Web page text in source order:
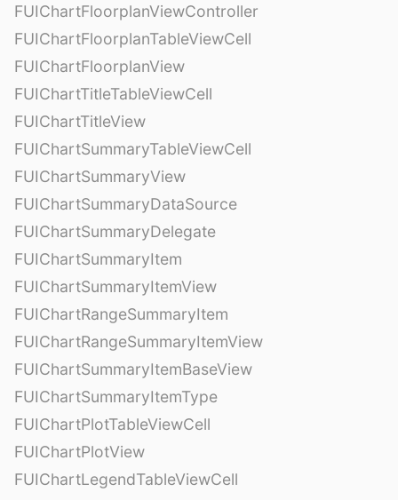
FUIChartFloorplanViewController
FUIChartFloorplanTableViewCell
FUIChartFloorplanView
FUIChartTitleTableViewCell
FUIChartTitleView
FUIChartSummaryTableViewCell
FUIChartSummaryView
FUIChartSummaryDataSource
FUIChartSummaryDelegate
FUIChartSummaryItem
FUIChartSummaryItemView
FUIChartRangeSummaryItem
FUIChartRangeSummaryItemView
FUIChartSummaryItemBaseView
FUIChartSummaryItemType
FUIChartPlotTableViewCell
FUIChartPlotView
FUIChartLegendTableViewCell